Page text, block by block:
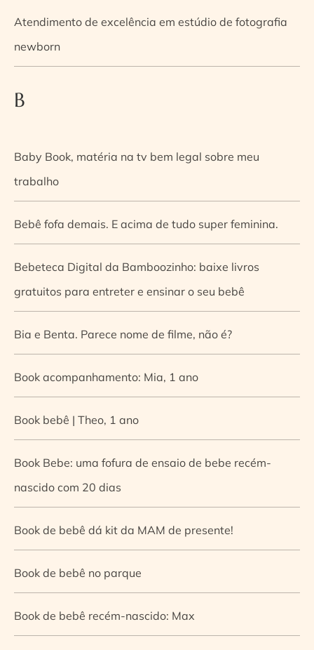
Atendimento de excelência em estúdio de fotografia
newborn
B
Baby Book, matéria na tv bem legal sobre meu
trabalho
Bebê fofa demais. E acima de tudo super feminina.
Bebeteca Digital da Bamboozinho: baixe livros
gratuitos para entreter e ensinar o seu bebê
Bia e Benta. Parece nome de filme, não é?
Book acompanhamento: Mia, 1 ano
Book bebê | Theo, 1 ano
Book Bebe: uma fofura de ensaio de bebe recém-
nascido com 20 dias
Book de bebê dá kit da MAM de presente!
Book de bebê no parque
Book de bebê recém-nascido: Max